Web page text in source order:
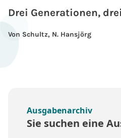
Drei Generationen,
Von Schultz, N. Hansjörg
Ausgabenarchiv
Sie suchen eine